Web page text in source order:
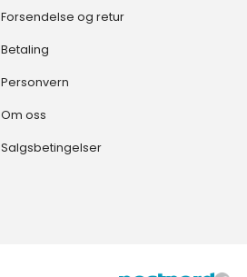
Forsendelse og retur
Betaling
Personvern
Om oss
Salgsbetingelser